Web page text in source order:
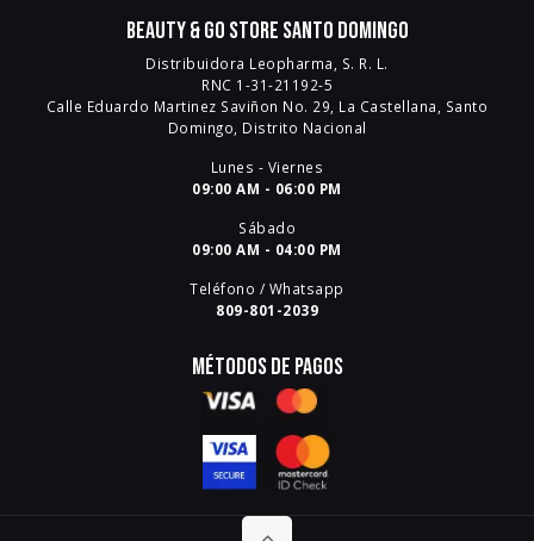
Beauty & Go Store Santo Domingo
Distribuidora Leopharma, S. R. L.
RNC 1-31-21192-5
Calle Eduardo Martinez Saviñon No. 29, La Castellana, Santo
Domingo, Distrito Nacional
Lunes - Viernes
09:00 AM - 06:00 PM
Sábado
09:00 AM - 04:00 PM
Teléfono / Whatsapp
809-801-2039
Métodos de pagos